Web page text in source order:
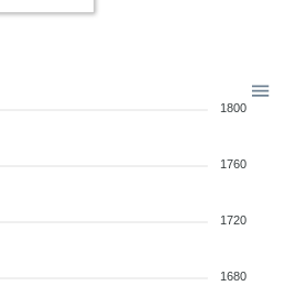
1800
1760
1720
1680